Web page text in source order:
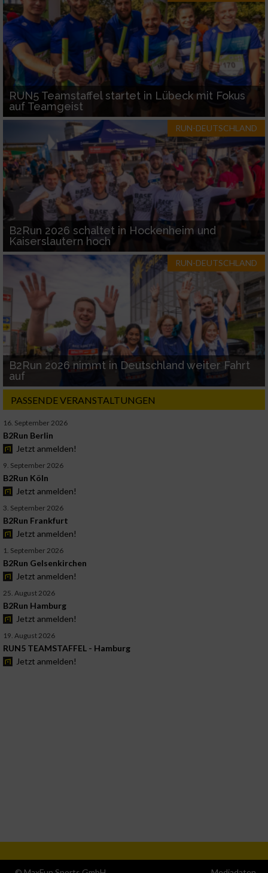
RUN5 Teamstaffel startet in Lübeck mit Fokus
auf Teamgeist
RUN-DEUTSCHLAND
B2Run 2026 schaltet in Hockenheim und
Kaiserslautern hoch
RUN-DEUTSCHLAND
B2Run 2026 nimmt in Deutschland weiter Fahrt
auf
PASSENDE VERANSTALTUNGEN
16. September 2026
B2Run Berlin
Jetzt anmelden!
9. September 2026
B2Run Köln
Jetzt anmelden!
3. September 2026
B2Run Frankfurt
Jetzt anmelden!
1. September 2026
B2Run Gelsenkirchen
Jetzt anmelden!
25. August 2026
B2Run Hamburg
Jetzt anmelden!
19. August 2026
RUN5 TEAMSTAFFEL - Hamburg
Jetzt anmelden!